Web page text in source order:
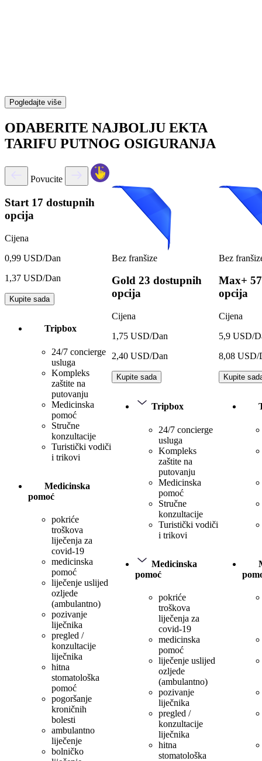
Pogledajte više
ODABERITE NAJBOLJU EKTA
TARIFU PUTNOG OSIGURANJA
Povucite
Start 17 dostupnih
opcija
Cijena
0,99 USD/Dan
1,37 USD/Dan
Kupite sada
Tripbox
24/7 concierge
usluga
Kompleks
zaštite na
putovanju
Medicinska
pomoć
Stručne
konzultacije
Turistički vodiči
i trikovi
Medicinska
pomoć
pokriće
troškova
liječenja za
covid-19
medicinska
pomoć
liječenje uslijed
ozljede
(ambulantno)
pozivanje
liječnika
pregled /
konzultacije
liječnika
hitna
stomatološka
pomoć
pogoršanje
kroničnih
bolesti
ambulantno
liječenje
bolničko
Bez franšize
Gold 23 dostupnih
opcija
Cijena
1,75 USD/Dan
2,40 USD/Dan
Kupite sada
Tripbox
24/7 concierge
usluga
Kompleks
zaštite na
putovanju
Medicinska
pomoć
Stručne
konzultacije
Turistički vodiči
i trikovi
Medicinska
pomoć
pokriće
troškova
liječenja za
covid-19
medicinska
pomoć
liječenje uslijed
ozljede
(ambulantno)
pozivanje
liječnika
pregled /
konzultacije
liječnika
hitna
stomatološka
Bez
Max+
opcija
Cijena
5,9 USD/
8,08 USD/
Kupite